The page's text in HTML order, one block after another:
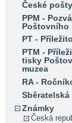
České pošty
PPM -
Poštovního
PT -
PTM -
tisky
muzea
RA -
Známky
Česká